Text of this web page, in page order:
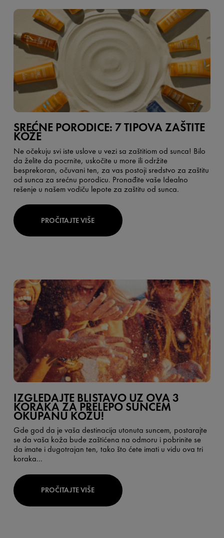
SREĆNE PORODICE: 7 TIPOVA ZAŠTITE
KOŽE
Ne očekuju svi iste uslove u vezi sa zaštitiom od sunca! Bilo
da želite da pocrnite, uskočite u more ili održite
besprekoran, očuvani ten, za vas postoji sredstvo za zaštitu
od sunca za srećnu porodicu. Pronađite vaše Idealno
rešenje u našem vodiču lepote za zaštitu od sunca.
PROČITAJTE VIŠE
IZGLEDAJTE BLISTAVO UZ OVA 3
KORAKA ZA PRELEPO SUNCEM
OKUPANU KOŽU!
Gde god da je vaša destinacija utonuta suncem, postarajte
se da vaša koža bude zaštićena na odmoru i pobrinite se
da imate i dugotrajan ten, tako što ćete imati u vidu ova tri
koraka...
PROČITAJTE VIŠE